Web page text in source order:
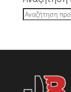
Αναζήτηση